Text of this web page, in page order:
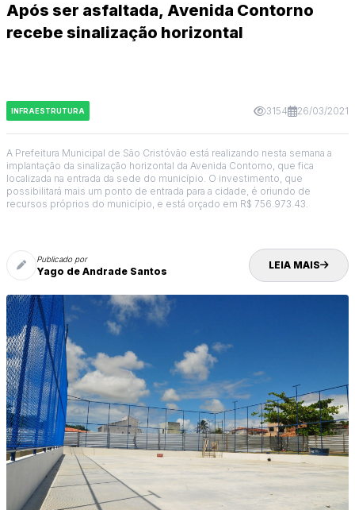
Após ser asfaltada, Avenida Contorno
recebe sinalização horizontal
INFRAESTRUTURA 3154 26/03/2021
A Prefeitura Municipal de São Cristóvão está realizando nesta semana a
implantação da sinalização horizontal da Avenida Contorno, que fica
localizada na entrada da sede do município. O investimento, que
possibilitará mais um ponto de entrada para a cidade, é oriundo de
recursos próprios do município, e está orçado em R$ 756.973.43.
Publicado por
Yago de Andrade Santos LEIA MAIS